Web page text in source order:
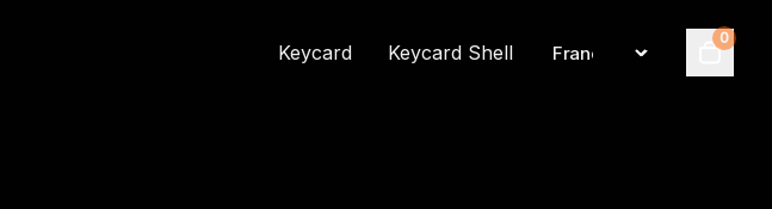
Keycard Keycard Shell Language
0